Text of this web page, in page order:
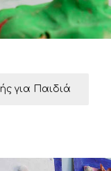
για Παιδιά